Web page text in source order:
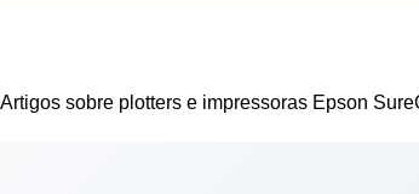
Artigos sobre plotters e impressoras Epson